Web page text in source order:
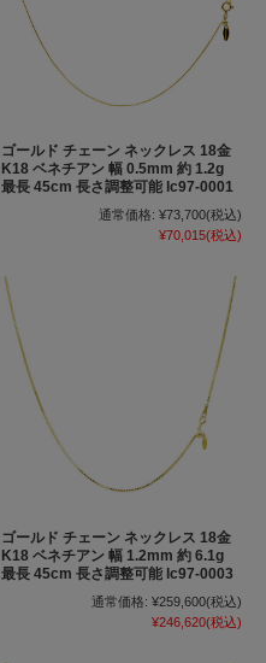
ゴールド チェーン ネックレス 18金
K18 ベネチアン 幅 0.5mm 約 1.2g
最長 45cm 長さ調整可能 lc97-0001
通常価格: ¥73,700(税込)
¥70,015(税込)
ゴールド チェーン ネックレス 18金
K18 ベネチアン 幅 1.2mm 約 6.1g
最長 45cm 長さ調整可能 lc97-0003
通常価格: ¥259,600(税込)
¥246,620(税込)